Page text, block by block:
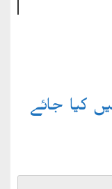
کیا جائے